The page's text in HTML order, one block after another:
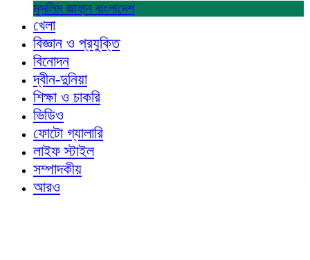
মুসলিম জাহান বাংলাদেশ
খেলা
বিজ্ঞান ও প্রযুক্তি
বিনোদন
দ্বীন-দুনিয়া
শিক্ষা ও চাকরি
ভিডিও
ফোটো গ্যালারি
লাইফ স্টাইল
সম্পাদকীয়
আরও